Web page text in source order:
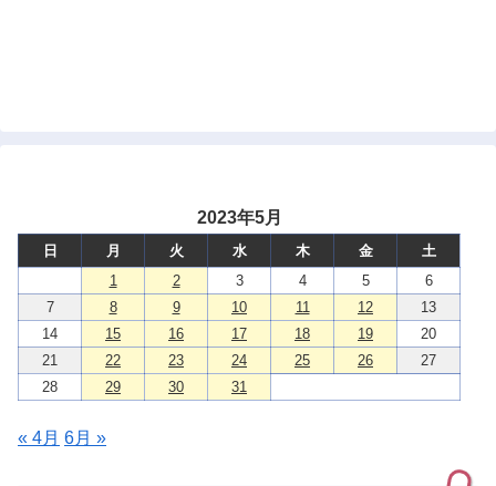
2023年5月
日 月 火 水 木 金
土
1
2 3 4 5
6
7
8 9 10 11 12
13
14
15 16 17 18 19
20
21
22 23 24 25 26
27
28
29 30 31
« 4月 6月 »